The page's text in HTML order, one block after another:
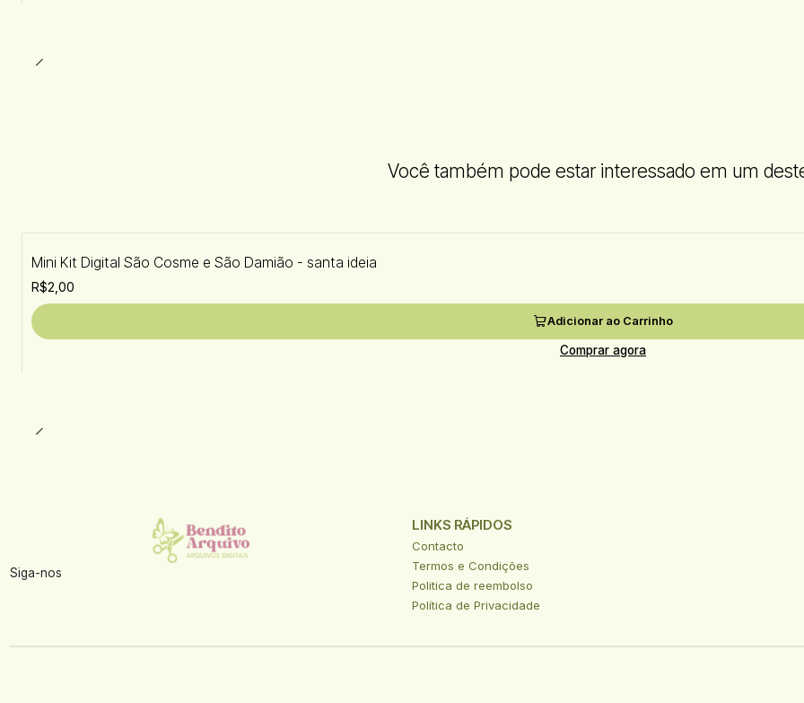
Você também pode estar interessado em um
Mini Kit Digital São Cosme e São Damião - santa ideia
R$2,00
Adicionar ao Carrinho
Comprar agora
Siga-nos
LINKS RÁPIDOS
Contacto
Termos e Condições
Politica de reembolso
Política de Privacidade